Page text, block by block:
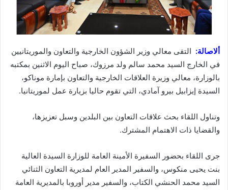
ألاصالة: التقى معالي وزير الشؤون الخارجية والتعاون والموريتانيين
في الخارج السيد محمد سالم ولد مرزوك، صباح اليوم الاثنين بمكتبه
بالوزارة، معالي وزيرة العلاقات الخارجية والتعاون بإمارة موناكو،
السيدة إيزابيل بيرو آمادي، التي تقوم حاليا بزيارة عمل لموريتانيا.
وتناول اللقاء بحث علاقات التعاون بين البلدين وسبل تعزيزها،
والقضايا ذات الاهتمام المشترك.
جرى اللقاء بحضور السفيرة الأمينة العامة للوزارة السيدة العالية
بنت يحيى منكوس، والسفير المدير العام لمديرية التعاون الثنائي
السيد محمد الحنشي الكتاب، والسفير مدير أوروبا بالمديرية العامة